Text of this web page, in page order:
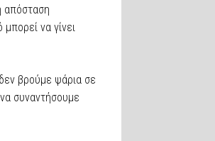
απόσταση
να γίνει
βρούμε ψάρια σε
συναντήσουμε